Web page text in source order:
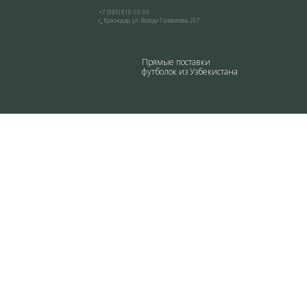
+7 (989) 818-59-59
г Краснодар ул. Володи Головатова, 267
Прямые поставки
футболок из Узбекистана